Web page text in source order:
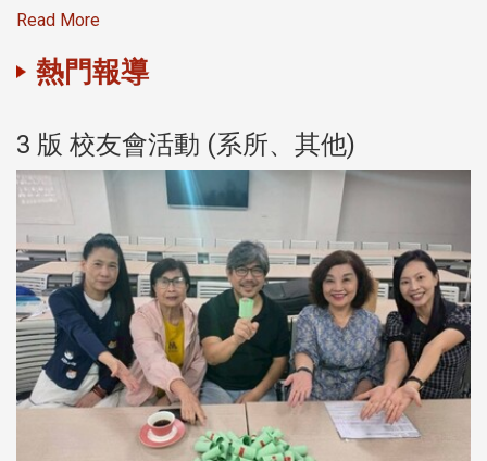
Read More
熱門報導
3 版 校友會活動 (系所、其他)